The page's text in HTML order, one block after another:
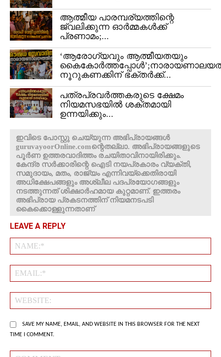
ആത്മീയ പാരമ്പര്യത്തിന്റെ
ജ്വലിക്കുന്ന ഓർമ്മകൾക്ക്
പ്രണാമം;...
‘ആരോഗ്യവും ആത്മീയതയും
നൂറുകണക്കിന് ഭക്തർക്ക്...
പത്രപ്രവർത്തകരുടെ ക്ഷേമം
നിയമസഭയിൽ ശക്തമായി
ഉന്നയിക്കും...
ഇവിടെ പോസ്റ്റു ചെയ്യുന്ന അഭിപ്രായങ്ങൾ
guruvayoorOnline.comന്റെതല്ലാ. അഭിപ്രായങ്ങളുടെ
പൂർണ ഉത്തരവാദിത്തം രചയിതാവിനായിരിക്കും.
കേന്ദ്ര സർക്കാരിന്റെ ഐടി നയപ്രകാരം വ്യക്തി,
സമുദായം, മതം, രാജ്യം എന്നിവയ്ക്കെതിരായി
അധിക്ഷേപങ്ങളും അശ്ലീല പദപ്രയോഗങ്ങളും
നടത്തുന്നത് ശിക്ഷാർഹമായ കുറ്റമാണ്. ഇത്തരം
അഭിപ്രായ പ്രകടനത്തിന് നിയമനടപടി
കൈക്കൊള്ളുന്നതാണ്
LEAVE A REPLY
SAVE MY NAME, EMAIL, AND WEBSITE IN THIS BROWSER FOR THE NEXT
TIME I COMMENT.